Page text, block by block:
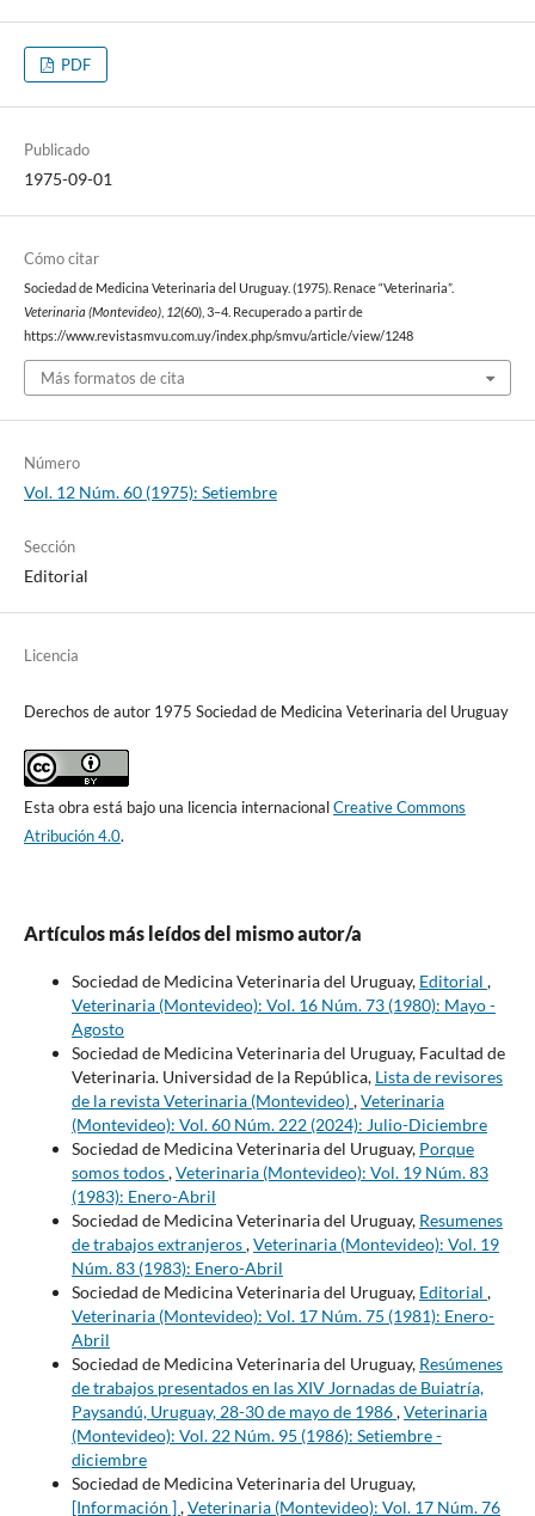
PDF
Publicado
1975-09-01
Cómo citar
Sociedad de Medicina Veterinaria del Uruguay. (1975). Renace “Veterinaria”.
Veterinaria (Montevideo), 12(60), 3–4. Recuperado a partir de
https://www.revistasmvu.com.uy/index.php/smvu/article/view/1248
Más formatos de cita
Número
Vol. 12 Núm. 60 (1975): Setiembre
Sección
Editorial
Licencia
Derechos de autor 1975 Sociedad de Medicina Veterinaria del Uruguay
Esta obra está bajo una licencia internacionalCreative Commons
Atribución 4.0.
Artículos más leídos del mismo autor/a
Sociedad de Medicina Veterinaria del Uruguay, Editorial ,
Veterinaria (Montevideo): Vol. 16 Núm. 73 (1980): Mayo -
Agosto
Sociedad de Medicina Veterinaria del Uruguay, Facultad de
Veterinaria. Universidad de la República, Lista de revisores
de la revista Veterinaria (Montevideo),Veterinaria
(Montevideo): Vol. 60 Núm. 222 (2024): Julio-Diciembre
Sociedad de Medicina Veterinaria del Uruguay, Porque
somos todos,Veterinaria (Montevideo): Vol. 19 Núm. 83
(1983): Enero-Abril
Sociedad de Medicina Veterinaria del Uruguay, Resumenes
de trabajos extranjeros,Veterinaria (Montevideo): Vol. 19
Núm. 83 (1983): Enero-Abril
Sociedad de Medicina Veterinaria del Uruguay, Editorial ,
Veterinaria (Montevideo): Vol. 17 Núm. 75 (1981): Enero-
Abril
Sociedad de Medicina Veterinaria del Uruguay, Resúmenes
de trabajos presentados en las XIV Jornadas de Buiatría,
Paysandú, Uruguay, 28-30 de mayo de 1986,Veterinaria
(Montevideo): Vol. 22 Núm. 95 (1986): Setiembre -
diciembre
Sociedad de Medicina Veterinaria del Uruguay,
[Información ],Veterinaria (Montevideo): Vol. 17 Núm. 76